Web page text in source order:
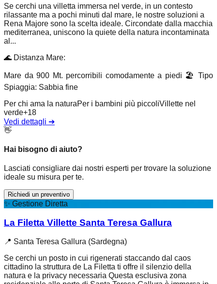
Se cerchi una villetta immersa nel verde, in un contesto
rilassante ma a pochi minuti dal mare, le nostre soluzioni a
Rena Majore sono la scelta ideale. Circondate dalla macchia
mediterranea, uniscono la quiete della natura incontaminata
al...
🌊 Distanza Mare:
Mare da 900 Mt. percorribili comodamente a piedi 🏖️ Tipo
Spiaggia: Sabbia fine
Per chi ama la naturaPer i bambini più piccoliVillette nel
verde+18
Vedi dettagli ➔
👋
Hai bisogno di aiuto?
Lasciati consigliare dai nostri esperti per trovare la soluzione
ideale su misura per te.
Richiedi un preventivo
✨ Gestione Diretta
La Filetta Villette Santa Teresa Gallura
📍 Santa Teresa Gallura (Sardegna)
Se cerchi un posto in cui rigenerati staccando dal caos
cittadino la struttura de La Filetta ti offre il silenzio della
natura e la privacy necessaria Questa esclusiva zona